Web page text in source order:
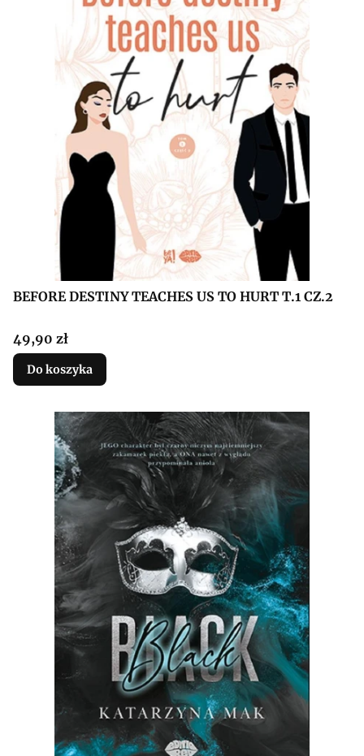
BEFORE DESTINY TEACHES US TO HURT T.1 CZ.2
Cena
49,90 zł
Do koszyka